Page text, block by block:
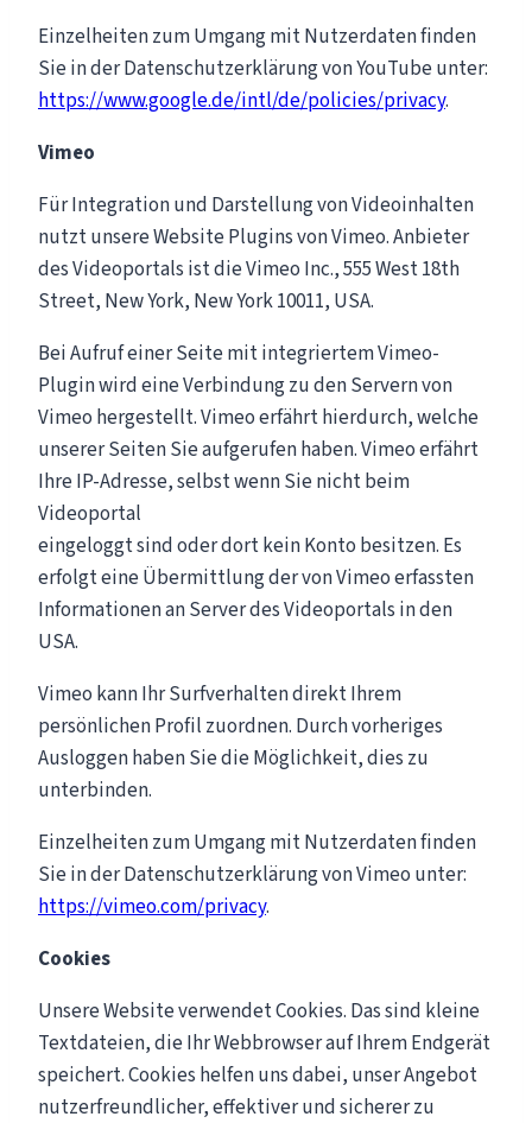
Einzelheiten zum Umgang mit Nutzerdaten finden
Sie in der Datenschutzerklärung von YouTube unter:
https://www.google.de/intl/de/policies/privacy.
Vimeo
Für Integration und Darstellung von Videoinhalten
nutzt unsere Website Plugins von Vimeo. Anbieter
des Videoportals ist die Vimeo Inc., 555 West 18th
Street, New York, New York 10011, USA.
Bei Aufruf einer Seite mit integriertem Vimeo-
Plugin wird eine Verbindung zu den Servern von
Vimeo hergestellt. Vimeo erfährt hierdurch, welche
unserer Seiten Sie aufgerufen haben. Vimeo erfährt
Ihre IP-Adresse, selbst wenn Sie nicht beim
Videoportal
eingeloggt sind oder dort kein Konto besitzen. Es
erfolgt eine Übermittlung der von Vimeo erfassten
Informationen an Server des Videoportals in den
USA.
Vimeo kann Ihr Surfverhalten direkt Ihrem
persönlichen Profil zuordnen. Durch vorheriges
Ausloggen haben Sie die Möglichkeit, dies zu
unterbinden.
Einzelheiten zum Umgang mit Nutzerdaten finden
Sie in der Datenschutzerklärung von Vimeo unter:
https://vimeo.com/privacy.
Cookies
Unsere Website verwendet Cookies. Das sind kleine
Textdateien, die Ihr Webbrowser auf Ihrem Endgerät
speichert. Cookies helfen uns dabei, unser Angebot
nutzerfreundlicher, effektiver und sicherer zu